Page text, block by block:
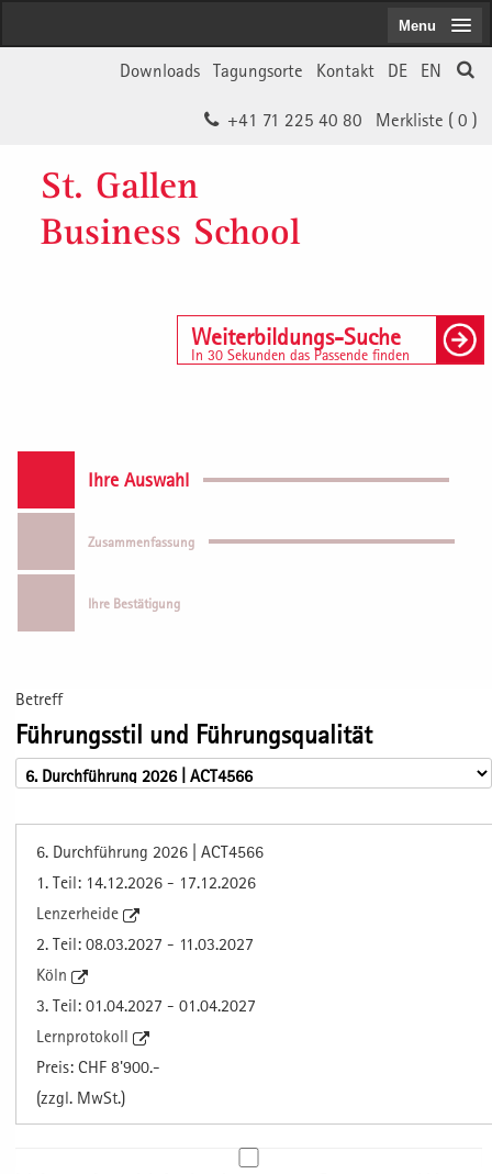
EN
DE
Kontakt
Tagungsorte
Downloads
Merkliste ( 0 )
+41 71 225 40 80
St. Gallen
Business School
Weiterbildungs-Suche
In 30 Sekunden das Passende finden
Menu
Ihre Auswahl
Zusammenfassung
Ihre Bestätigung
Betreff
Führungsstil und Führungsqualität
6. Durchführung 2026 | ACT4566
1. Teil: 14.12.2026 - 17.12.2026
Lenzerheide
2. Teil: 08.03.2027 - 11.03.2027
Köln
3. Teil: 01.04.2027 - 01.04.2027
Lernprotokoll
Preis: CHF 8'900.-
(zzgl. MwSt.)